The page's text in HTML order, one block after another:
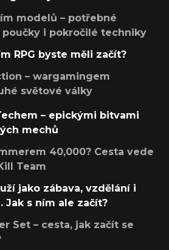
modelů – potřebné
i pokročilé techniky
RPG byste měli začít?
– wargamingem
světové války
– epickými bitvami
mechů
40,000? Cesta vede
Team
jako zábava, vzdělání i
Jak s ním ale začít?
Set – cesta, jak začít se